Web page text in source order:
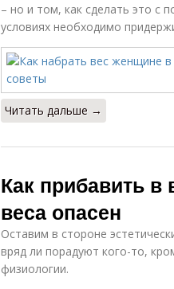
– но и том, как сделать это с
условиях необходимо
Читать дальше →
Как прибавить
веса опасен
Оставим в стороне
вряд ли порадуют кого-то,
физиологии.